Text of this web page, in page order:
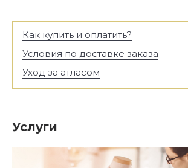
Как купить и оплатить?
Условия по доставке заказа
Уход за атласом
Услуги